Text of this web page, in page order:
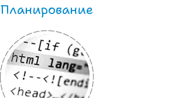
Планирование